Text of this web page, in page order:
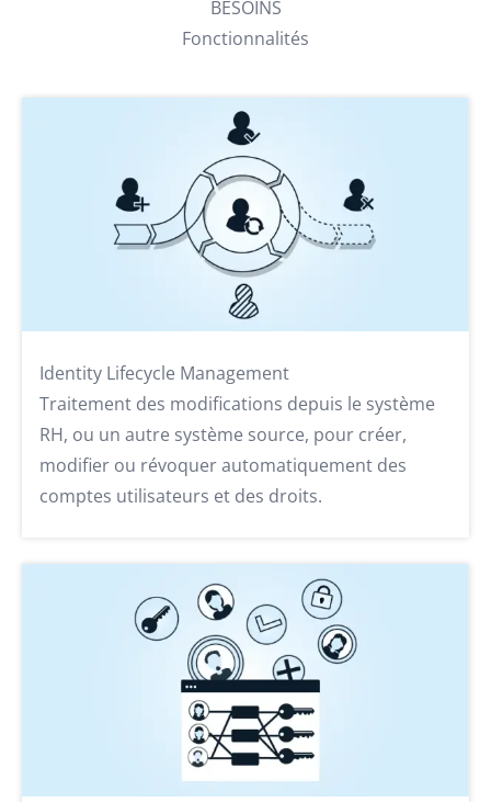
BESOINS
Fonctionnalités
Identity Lifecycle Management
Traitement des modifications depuis le système
RH, ou un autre système source, pour créer,
modifier ou révoquer automatiquement des
comptes utilisateurs et des droits.